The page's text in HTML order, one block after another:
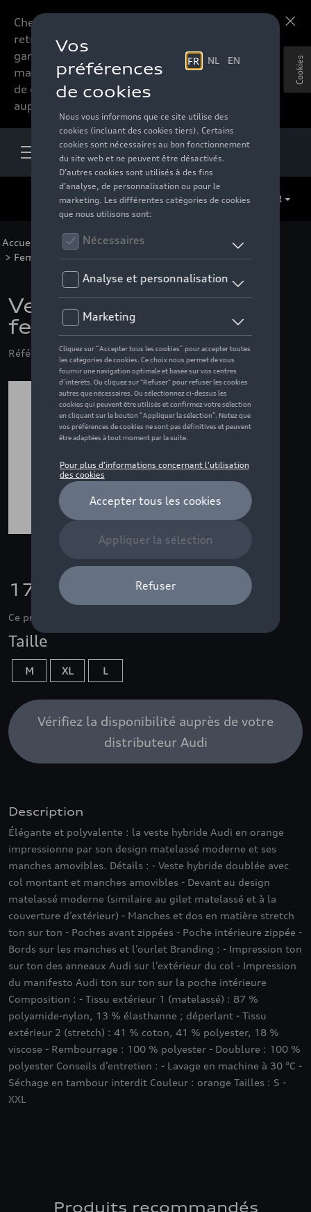
Chers accessoires-lovers,
retrouvez dorénavant toute la
gamme d’accessoires de votre
marque préférée sous forme
de catalogue à commander
auprès de votre distributeur.
FR
Accueil Pour vous >Active Collection
Vêtements
> Femmes >Vestes > Détail
Veste hybride Audi,
femme, orange - S
Référence: ZZQ3132401602
170,00 €
Ce produit n'est actuellement pas de stock
Taille
M XL L
Vérifiez la disponibilité auprès de votre
distributeur Audi
Description
Élégante et polyvalente : la veste hybride Audi en orange
impressionne par son design matelassé moderne et ses
manches amovibles. Détails : - Veste hybride doublée avec
col montant et manches amovibles - Devant au design
matelassé moderne (similaire au gilet matelassé et à la
couverture d’extérieur) - Manches et dos en matière stretch
ton sur ton - Poches avant zippées - Poche intérieure zippée -
Bords sur les manches et l’ourlet Branding : - Impression ton
sur ton des anneaux Audi sur l’extérieur du col - Impression
du manifesto Audi ton sur ton sur la poche intérieure
Composition : - Tissu extérieur 1 (matelassé) : 87 %
polyamide-nylon, 13 % élasthanne ; déperlant - Tissu
extérieur 2 (stretch) : 41 % coton, 41 % polyester, 18 %
viscose - Rembourrage : 100 % polyester - Doublure : 100 %
polyester Conseils d’entretien : - Lavage en machine à 30 °C -
Séchage en tambour interdit Couleur : orange Tailles : S -
XXL
Produits recommandés
Cookies